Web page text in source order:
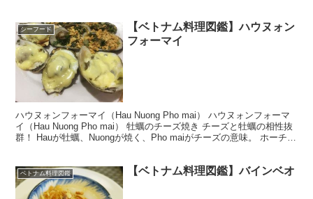
シーフード
【ベトナム料理図鑑】ハウヌォン
フォーマイ
ハウヌォンフォーマイ（Hau Nuong Pho mai） ハウヌォンフォーマ
イ（Hau Nuong Pho mai） 牡蠣のチーズ焼き チーズと牡蠣の相性抜
群！ Hauが牡蠣、Nuongが焼く、Pho maiがチーズの意味。 ホーチミ
ベトナム料理図鑑 【ベトナム料理図鑑】バインベオ